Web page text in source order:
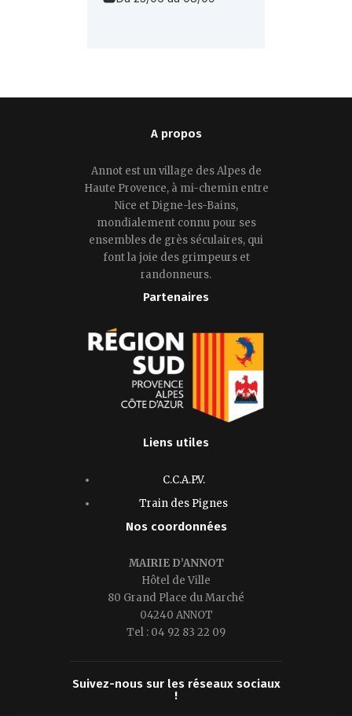
A propos
Annot est un village des Alpes de
Haute Provence, à mi-chemin entre
Nice et Digne-les-Bains,
mondialement connu pour ses
ensembles de grès séculaires, qui
font la joie des grimpeurs et
randonneurs.
Partenaires
Liens utiles
C.C.A.P.V.
Train des Pignes
Nos coordonnées
MAIRIE D’ANNOT
Hôtel de Ville
80 Grand Place du Marché
04240 ANNOT
Tel : 04 92 83 22 09
Suivez-nous sur les réseaux sociaux
!